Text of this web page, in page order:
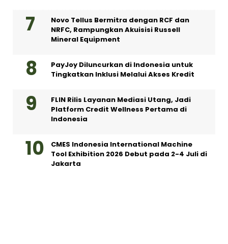
Novo Tellus Bermitra dengan RCF dan
NRFC, Rampungkan Akuisisi Russell
Mineral Equipment
PayJoy Diluncurkan di Indonesia untuk
Tingkatkan Inklusi Melalui Akses Kredit
FLIN Rilis Layanan Mediasi Utang, Jadi
Platform Credit Wellness Pertama di
Indonesia
CMES Indonesia International Machine
Tool Exhibition 2026 Debut pada 2-4 Juli di
Jakarta